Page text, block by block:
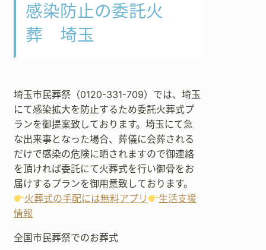
感染防止の委託火
葬 埼玉
埼玉市民葬祭（0120-331-709）では、埼玉
にて感染拡大を防止するため委託火葬式プ
ランを御提案致しております。埼玉にて急
な出来事となった場合、葬儀に会葬される
だけで感染の危険に晒されますので御連絡
を頂ければ委託にて火葬式を行い御骨をお
届けするプランを御用意致しております。
火葬式の手配には無料アプリ
生活支援
情報
全国市民葬祭でのお葬式